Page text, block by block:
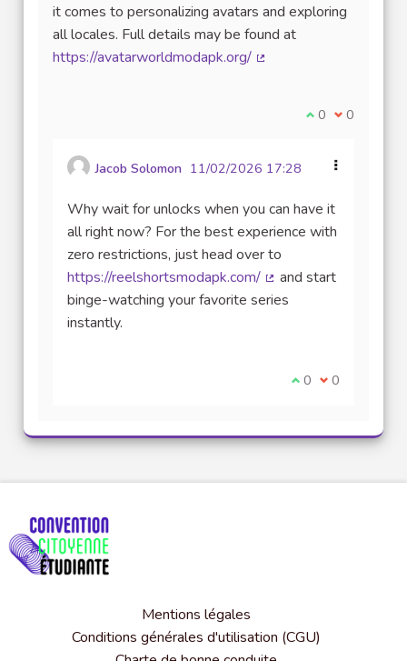
it comes to personalizing avatars and exploring
all locales. Full details may be found at
https://avatarworldmodapk.org/
Je suis d'accord
0 Je ne suis
0
Jacob Solomon 11/02/2026 17:28
Why wait for unlocks when you can have it
all right now? For the best experience with
zero restrictions, just head over to
https://reelshortsmodapk.com/
(Lien externe)
and start
binge-watching your favorite series
instantly.
Je suis d'accord
0 Je ne suis
0
Mentions légales
Conditions générales d'utilisation (CGU)